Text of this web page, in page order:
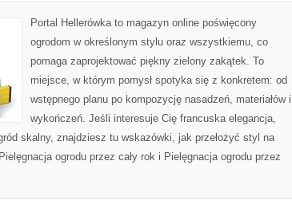
OGRODZIE
Portal Hellerówka to magazyn online poświęcony
ogrodom w określonym stylu oraz wszystkiemu, co
pomaga zaprojektować piękny zielony zakątek. To
miejsce, w którym pomysł spotyka się z konkretem: od
wstępnego planu po kompozycję nasadzeń, materiałów i
wykończeń. Jeśli interesuje Cię francuska elegancja,
skalny, znajdziesz tu wskazówki, jak przełożyć styl na
ogrodu przez cały rok i Pielęgnacja ogrodu przez